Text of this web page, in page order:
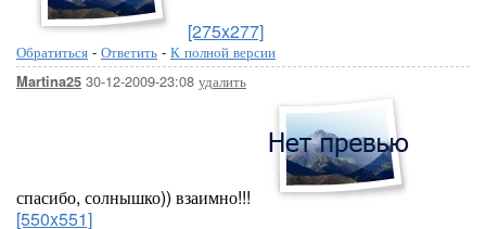
[275x277]
Обратиться - Ответить - К полной версии
Martina25 30-12-2009-23:08 удалить
спасибо, солнышко)) взаимно!!!
[550x551]